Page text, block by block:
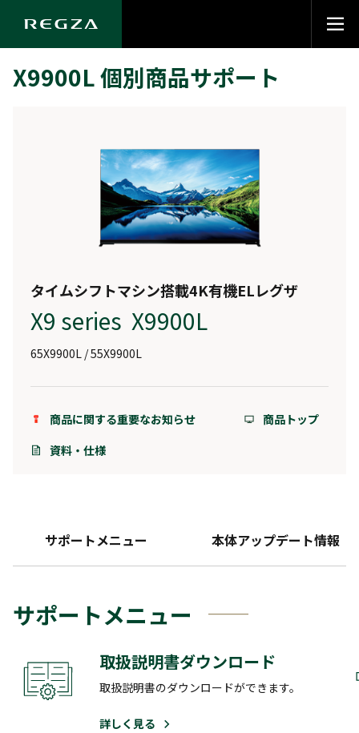
X9900L 個別商品サポート
タイムシフトマシン搭載4K有機ELレグザ
X9 series X9900L
65X9900L / 55X9900L
商品に関する重要なお知らせ
商品トップ
資料・仕様
サポートメニュー 本体アップデート情報
サポートメニュー
取扱説明書ダウンロード
取扱説明書のダウンロードができます。
詳しく見る